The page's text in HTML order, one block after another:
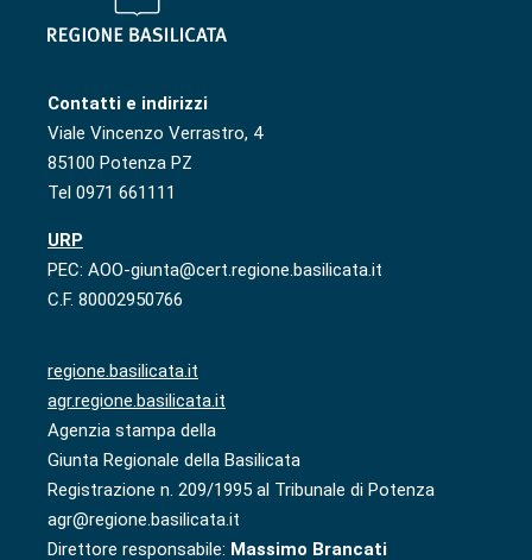
Contatti e indirizzi
Viale Vincenzo Verrastro, 4
85100 Potenza PZ
Tel 0971 661111
URP
PEC: AOO-giunta@cert.regione.basilicata.it
C.F. 80002950766
regione.basilicata.it
agr.regione.basilicata.it
Agenzia stampa della
Giunta Regionale della Basilicata
Registrazione n. 209/1995 al Tribunale di Potenza
agr@regione.basilicata.it
Direttore responsabile: Massimo Brancati